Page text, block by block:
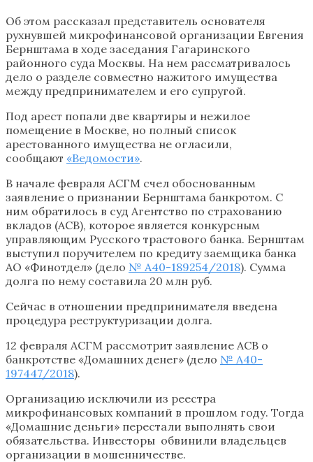
Об этом рассказал представитель основателя
рухнувшей микрофинансовой организации Евгения
Бернштама в ходе заседания Гагаринского
районного суда Москвы. На нем рассматривалось
дело о разделе совместно нажитого имущества
между предпринимателем и его супругой.
Под арест попали две квартиры и нежилое
помещение в Москве, но полный список
арестованного имущества не огласили,
сообщают «Ведомости».
В начале февраля АСГМ счел обоснованным
заявление о признании Бернштама банкротом. С
ним обратилось в суд Агентство по страхованию
вкладов (АСВ), которое является конкурсным
управляющим Русского трастового банка. Бернштам
выступил поручителем по кредиту заемщика банка
АО «Финотдел» (дело № А40-189254/2018). Сумма
долга по нему составила 20 млн руб.
Сейчас в отношении предпринимателя введена
процедура реструктуризации долга.
12 февраля АСГМ рассмотрит заявление АСВ о
банкротстве «Домашних денег» (дело № А40-
197447/2018).
Организацию исключили из реестра
микрофинансовых компаний в прошлом году. Тогда
«Домашние деньги» перестали выполнять свои
обязательства. Инвесторы обвинили владельцев
организации в мошенничестве.